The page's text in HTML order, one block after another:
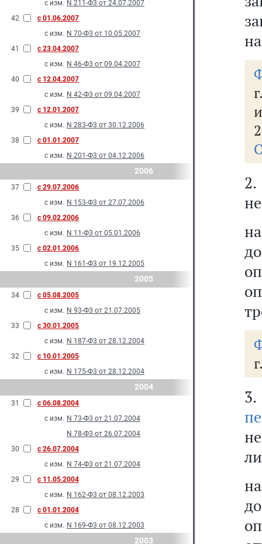
с изм. N 211-Ф3 от 24.07.2007
42
с 01.06.2007
с изм. N 70-Ф3 от 10.05.2007
41
с 23.04.2007
с изм. N 46-Ф3 от 09.04.2007
40
с 12.04.2007
с изм. N 42-Ф3 от 09.04.2007
39
с 12.01.2007
с изм. N 283-Ф3 от 30.12.2006
38
с 01.01.2007
с изм. N 201-Ф3 от 04.12.2006
2006
37
с 29.07.2006
с изм. N 153-Ф3 от 27.07.2006
36
с 09.02.2006
с изм. N 11-Ф3 от 05.01.2006
35
с 02.01.2006
с изм. N 161-Ф3 от 19.12.2005
2005
34
с 05.08.2005
с изм. N 93-Ф3 от 21.07.2005
33
с 30.01.2005
с изм. N 187-Ф3 от 28.12.2004
32
с 10.01.2005
с изм. N 175-Ф3 от 28.12.2004
2004
31
с 06.08.2004
с изм. N 73-Ф3 от 21.07.2004
N 78-Ф3 от 26.07.2004
30
с 26.07.2004
с изм. N 74-Ф3 от 21.07.2004
29
с 11.05.2004
с изм. N 162-Ф3 от 08.12.2003
28
с 01.01.2004
с изм. N 169-Ф3 от 08.12.2003
2003